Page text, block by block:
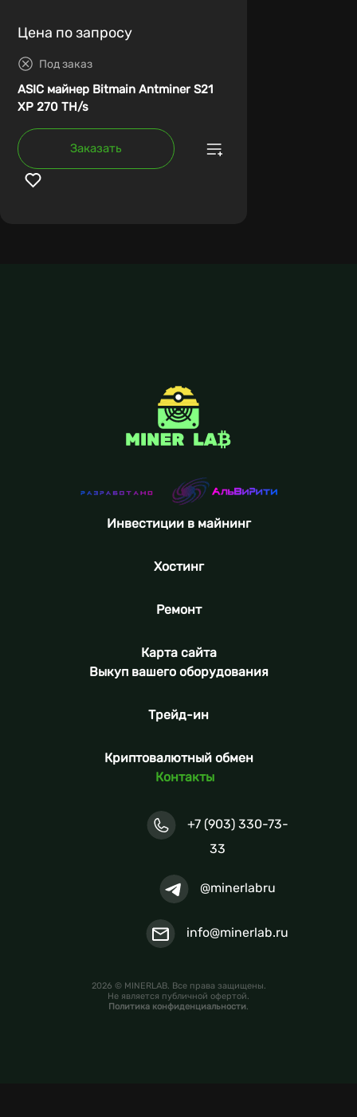
Цена по запросу
Под заказ
ASIC майнер Bitmain Antminer S21
XP 270 TH/s
Заказать
Инвестиции в майнинг
Хостинг
Ремонт
Карта сайта
Выкуп вашего оборудования
Трейд-ин
Криптовалютный обмен
Контакты
+7 (903) 330-73-
33
@minerlabru
info@minerlab.ru
2026 © MINERLAB. Все права защищены.
Не является публичной офертой.
Политика конфиденциальности.